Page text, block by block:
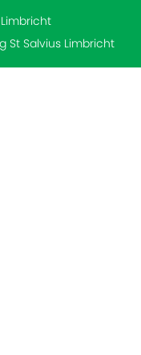
St Salvius Limbricht